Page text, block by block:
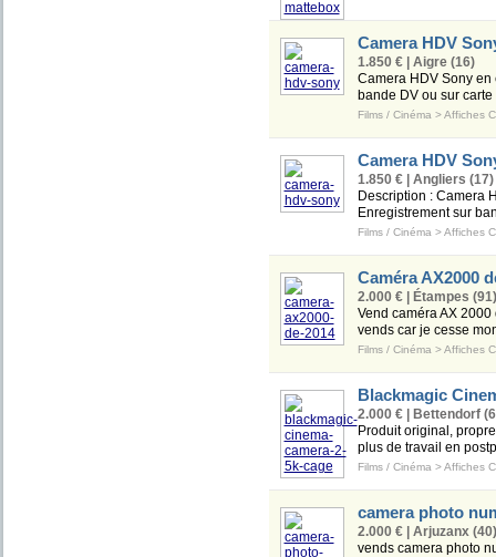
Camera HDV
1.850 € | Aigre (16)
Camera HDV Sony
bande DV ou sur
Films / Cinéma >Affiches
Camera HDV
1.850 € | Angliers (17)
Description : Camera
Enregistrement sur
Films / Cinéma >Affiches
Caméra AX2000
2.000 € | Étampes (91)
Vend caméra AX
vends car je cesse
Films / Cinéma >Affiches
Blackmagic
2.000 € | Bettendorf
Produit original,
plus de travail en
Films / Cinéma >Affiches
camera photo
2.000 € | Arjuzanx (40)
vends camera photo